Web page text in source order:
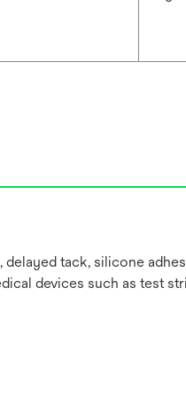
tack, silicone
devices such as test